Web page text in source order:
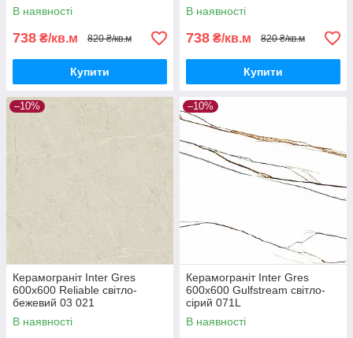
В наявності
738 ₴/кв.м 820 ₴/кв.м
Купити
В наявності
738 ₴/кв.м 820 ₴/кв.м
Купити
–10%
Керамограніт Inter Gres
600x600 Reliable світло-
бежевий 03 021
В наявності
–10%
Керамограніт Inter Gres
600x600 Gulfstream світло-
сірий 071L
В наявності